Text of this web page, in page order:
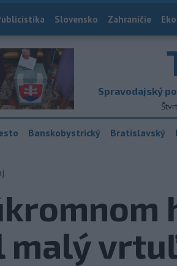
Slovensko Zahraničie
Spravodajský
Banskobystrický Bratislavský
malý